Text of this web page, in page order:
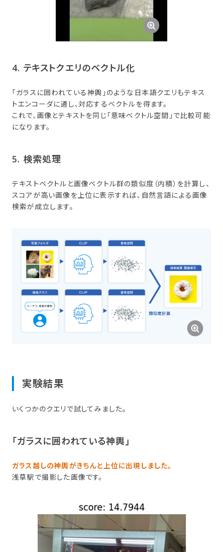
4. テキストクエリの​ベクトル化
「ガラスに囲われている神輿」のような日本語クエリもテキス
トエンコーダに通し、対応するベクトルを得ます。
これで、画像とテキストを同じ「意味ベクトル空間」で比較可能
になります。
5. 検索処理
テキストベクトルと画像ベクトル群の類似度（内積）を計算し、
スコアが高い画像を上位に表示すれば、自然言語による画像
検索が成立します。
実験結果
いくつかのクエリで試してみました。
「ガラスに​囲われている​神輿」
ガラス越しの神輿がきちんと上位に出現しました。
浅草駅で撮影した画像です。